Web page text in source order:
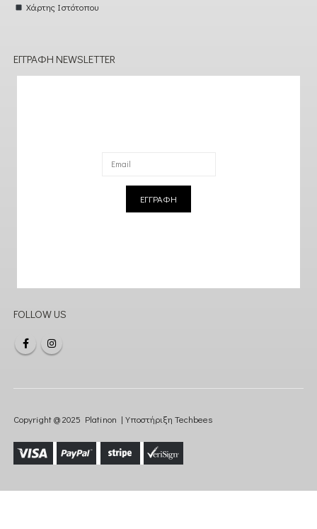
Χάρτης Ιστότοπου
ΕΓΓΡΑΦΉ NEWSLETTER
ΕΓΓΡΑΦΗ
FOLLOW US
Copyright @ 2025 Platinon | Υποστήριξη Techbees